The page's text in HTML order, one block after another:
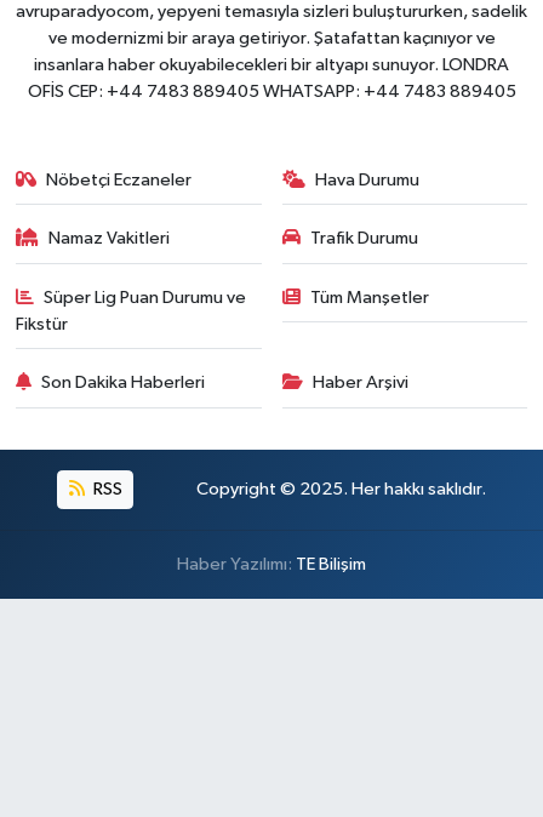
avruparadyocom, yepyeni temasıyla sizleri buluştururken, sadelik
ve modernizmi bir araya getiriyor. Şatafattan kaçınıyor ve
insanlara haber okuyabilecekleri bir altyapı sunuyor. LONDRA
OFİS CEP: +44 7483 889405 WHATSAPP: +44 7483 889405
Nöbetçi Eczaneler Hava Durumu
Namaz Vakitleri Trafik Durumu
Süper Lig Puan Durumu ve
Fikstür
Tüm Manşetler
Son Dakika Haberleri Haber Arşivi
RSS Copyright © 2025. Her hakkı saklıdır.
Haber Yazılımı: TE Bilişim